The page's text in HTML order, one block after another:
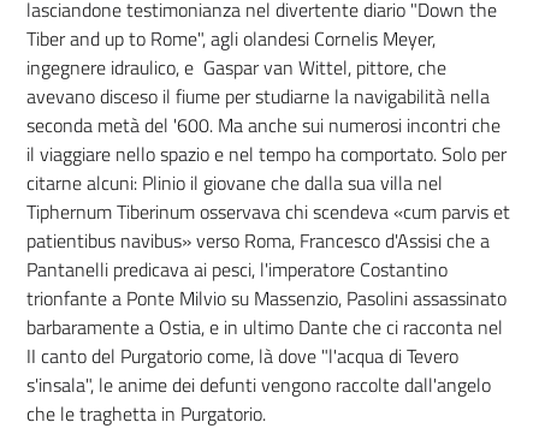
lasciandone testimonianza nel divertente diario "Down the
Tiber and up to Rome", agli olandesi Cornelis Meyer,
ingegnere idraulico, e Gaspar van Wittel, pittore, che
avevano disceso il fiume per studiarne la navigabilità nella
seconda metà del '600. Ma anche sui numerosi incontri che
il viaggiare nello spazio e nel tempo ha comportato. Solo per
citarne alcuni: Plinio il giovane che dalla sua villa nel
Tiphernum Tiberinum osservava chi scendeva «cum parvis et
patientibus navibus» verso Roma, Francesco d'Assisi che a
Pantanelli predicava ai pesci, l'imperatore Costantino
trionfante a Ponte Milvio su Massenzio, Pasolini assassinato
barbaramente a Ostia, e in ultimo Dante che ci racconta nel
II canto del Purgatorio come, là dove "l'acqua di Tevero
s'insala", le anime dei defunti vengono raccolte dall'angelo
che le traghetta in Purgatorio.